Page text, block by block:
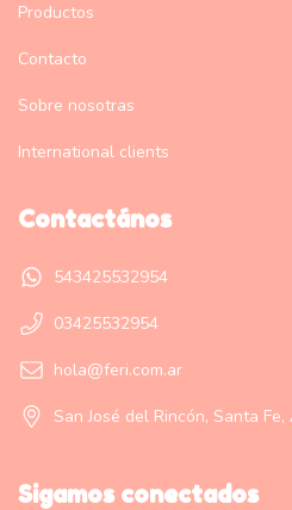
Productos
Contacto
Sobre nosotras
International clients
Contactános
543425532954
03425532954
hola@feri.com.ar
San José del Rincón, Santa
Sigamos conectados